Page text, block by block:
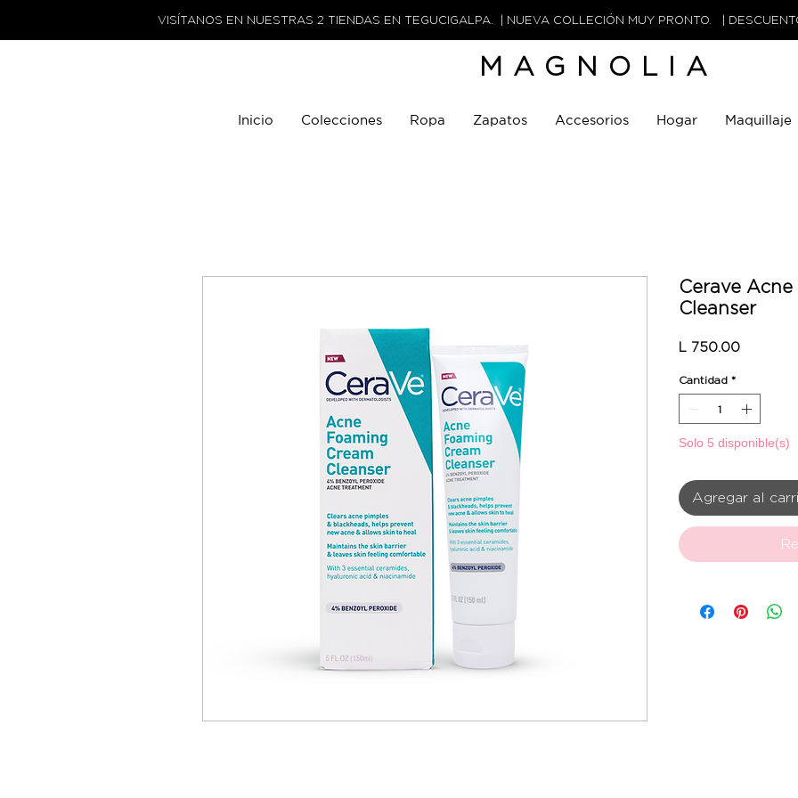
VISÍTANOS EN NUESTRAS 2 TIENDAS EN TEGUCIGALPA. | NUEVA COLLECIÓN MUY PRONTO. |
MAGNOLIA
Inicio Colecciones Ropa Zapatos Accesorios Hogar Maquillaje
Cerave
Cleanser
L 750.00Precio
Cantidad *
Solo 5 disponible(s)
Agregar al